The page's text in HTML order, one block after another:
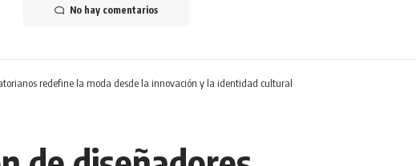
No hay comentarios
redefine la moda desde la innovación y la identidad cultural